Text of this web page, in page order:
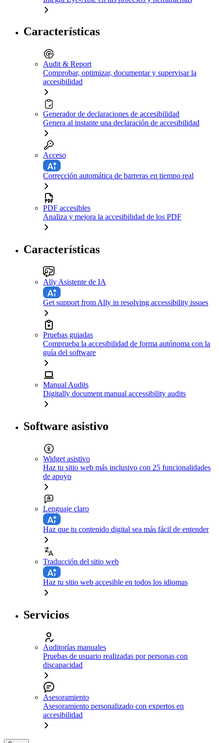
Características
Audit & Report
Comprobar, optimizar, documentar y supervisar la
accesibilidad
Generador de declaraciones de accesibilidad
Genera al instante una declaración de accesibilidad
Acceso
Corrección automática de barreras en tiempo real
PDF accesibles
Analiza y mejora la accesibilidad de los PDF
Características
Ally Asistente de IA
Get support from Ally in resolving accessibility issues
Pruebas guiadas
Comprueba la accesibilidad de forma autónoma con la
guía del software
Manual Audits
Digitally document manual accessibility audits
Software asistivo
Widget asistivo
Haz tu sitio web más inclusivo con 25 funcionalidades
de apoyo
Lenguaje claro
Haz que tu contenido digital sea más fácil de entender
Traducción del sitio web
Haz tu sitio web accesible en todos los idiomas
Servicios
Auditorías manuales
Pruebas de usuario realizadas por personas con
discapacidad
Asesoramiento
Asesoramiento personalizado con expertos en
accesibilidad